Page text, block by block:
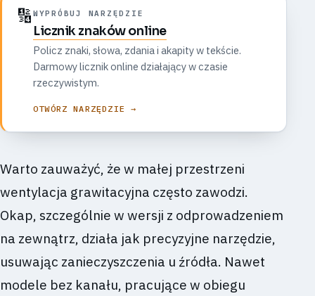
🔢 WYPRÓBUJ NARZĘDZIE
Licznik znaków online
Policz znaki, słowa, zdania i akapity w tekście.
Darmowy licznik online działający w czasie
rzeczywistym.
OTWÓRZ NARZĘDZIE →
Warto zauważyć, że w małej przestrzeni
wentylacja grawitacyjna często zawodzi.
Okap, szczególnie w wersji z odprowadzeniem
na zewnątrz, działa jak precyzyjne narzędzie,
usuwając zanieczyszczenia u źródła. Nawet
modele bez kanału, pracujące w obiegu